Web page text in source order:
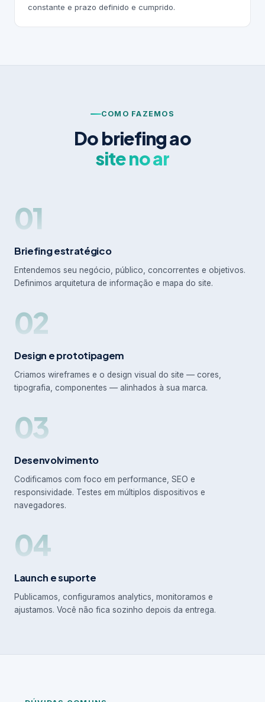
constante e prazo definido e cumprido.
COMO FAZEMOS
Do briefing ao
site no ar
01
Briefing estratégico
Entendemos seu negócio, público, concorrentes e objetivos.
Definimos arquitetura de informação e mapa do site.
02
Design e prototipagem
Criamos wireframes e o design visual do site — cores,
tipografia, componentes — alinhados à sua marca.
03
Desenvolvimento
Codificamos com foco em performance, SEO e
responsividade. Testes em múltiplos dispositivos e
navegadores.
04
Launch e suporte
Publicamos, configuramos analytics, monitoramos e
ajustamos. Você não fica sozinho depois da entrega.